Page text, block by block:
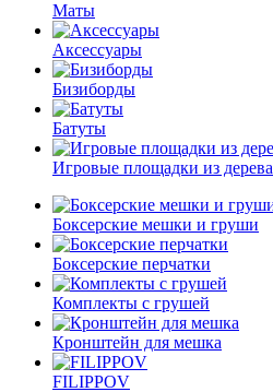
Маты
Аксессуары
Бизиборды
Батуты
Игровые площадки из дерева
Боксерские мешки и груши
Боксерские перчатки
Комплекты с грушей
Кронштейн для мешка
FILIPPOV